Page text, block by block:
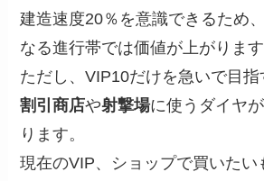
建造速度20％を意識できるため
なる進行帯では価値が上がります
ただし、VIP10だけを急いで目指
割引商店や射撃場に使うダイヤ
ります。
現在のVIP、ショップで買いたい